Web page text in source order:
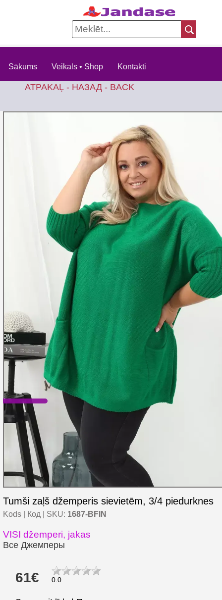
Sākums Veikals • Shop Kontakti
ATPAKAĻ - НАЗАД - BACK
Tumši zaļš džemperis sievietēm, 3/4 piedurknes
Kods | Код | SKU: 1687-BFIN
VISI džemperi, jakas
Все Джемперы
61€ 0.0